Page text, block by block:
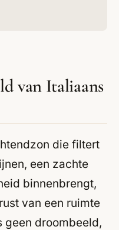
van Italiaans
die filtert
een zachte
binnenbrengt,
van een ruimte
geen droombeeld,